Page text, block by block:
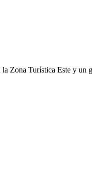
Zona Turística Este y un